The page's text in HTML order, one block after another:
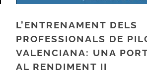
L’ENTRENAMENT DELS
PROFESSIONALS DE
VALENCIANA: UNA
AL RENDIMENT II